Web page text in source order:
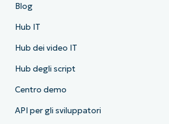
Blog
Hub IT
Hub dei video IT
Hub degli script
Centro demo
API per gli sviluppatori